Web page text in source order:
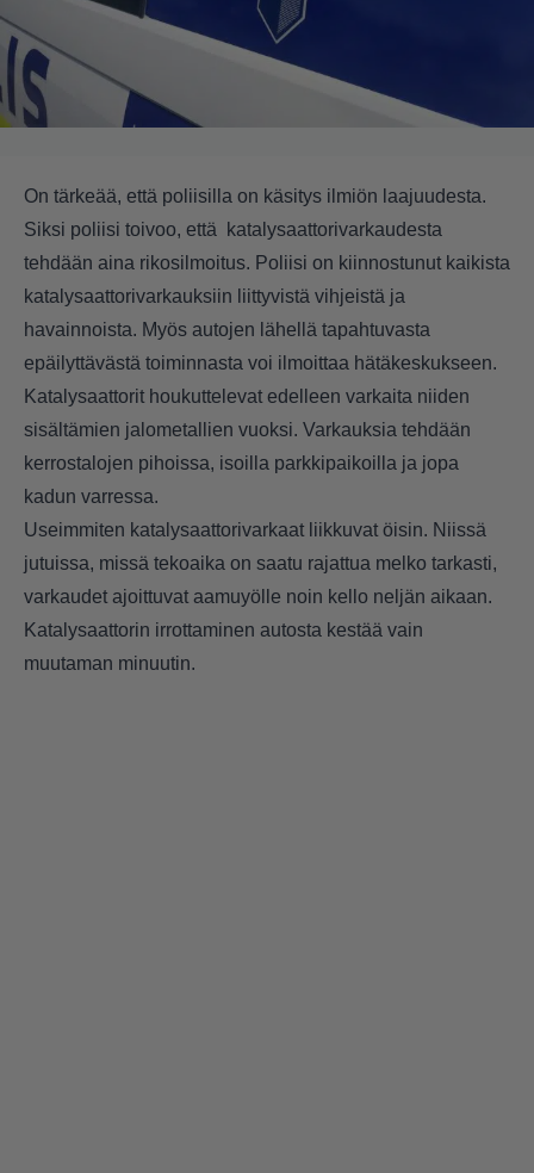
On tärkeää, että poliisilla on käsitys ilmiön laajuudesta.
Siksi poliisi toivoo, että katalysaattorivarkaudesta
tehdään aina rikosilmoitus. Poliisi on kiinnostunut kaikista
katalysaattorivarkauksiin liittyvistä vihjeistä ja
havainnoista. Myös autojen lähellä tapahtuvasta
epäilyttävästä toiminnasta voi ilmoittaa hätäkeskukseen.
Katalysaattorit houkuttelevat edelleen varkaita niiden
sisältämien jalometallien vuoksi. Varkauksia tehdään
kerrostalojen pihoissa, isoilla parkkipaikoilla ja jopa
kadun varressa.
Useimmiten katalysaattorivarkaat liikkuvat öisin. Niissä
jutuissa, missä tekoaika on saatu rajattua melko tarkasti,
varkaudet ajoittuvat aamuyölle noin kello neljän aikaan.
Katalysaattorin irrottaminen autosta kestää vain
muutaman minuutin.